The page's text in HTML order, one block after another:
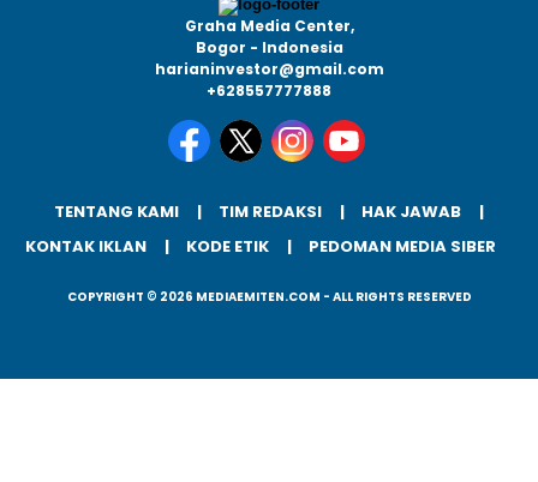
Graha Media Center,
Bogor - Indonesia
harianinvestor@gmail.com
+628557777888
TENTANG KAMI TIM REDAKSI
HAK JAWAB
KONTAK IKLAN
KODE ETIK PEDOMAN MEDIA SIBER
COPYRIGHT © 2026 MEDIAEMITEN.COM - ALL RIGHTS RESERVED